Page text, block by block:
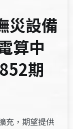
災設備
算中
期
充，期望提供